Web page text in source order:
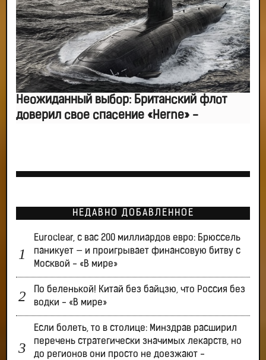
Неожиданный выбор: Британский флот
доверил свое спасение «Herne» -
НЕДАВНО ДОБАВЛЕННОЕ
Euroclear, с вас 200 миллиардов евро: Брюссель
паникует — и проигрывает финансовую битву с
Москвой - «В мире»
По беленькой! Китай без байцзю, что Россия без
водки - «В мире»
Если болеть, то в столице: Минздрав расширил
перечень стратегически значимых лекарств, но
до регионов они просто не доезжают -